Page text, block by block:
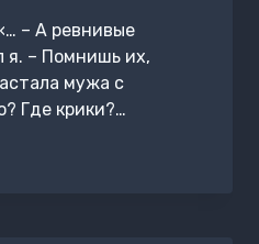
– А ревнивые
я. – Помнишь их,
мужа с
Где крики?…